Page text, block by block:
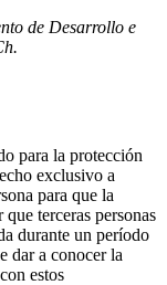
de Desarrollo e
para la protección
exclusivo a
para que la
terceras personas
durante un período
dar a conocer la
estos